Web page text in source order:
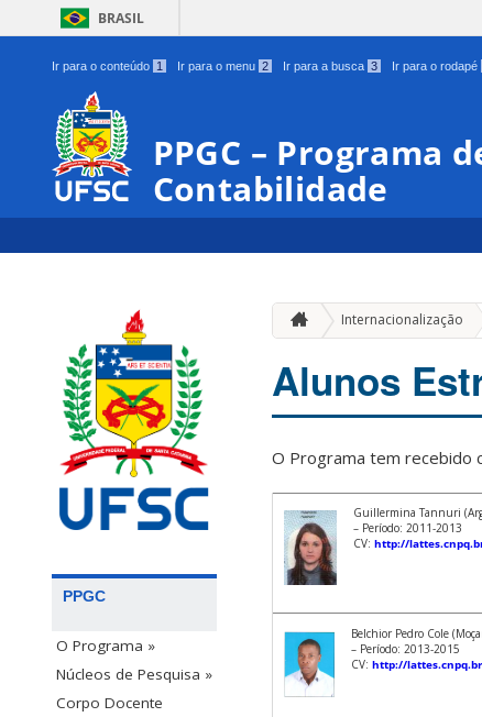
BRASIL
Ir para o conteúdo 1 Ir para o menu 2 Ir para a busca 3 Ir para o rodapé
PPGC – Programa
Contabilidade
PPGC
O Programa »
Núcleos de Pesquisa »
Corpo Docente
Internacionalização
Alunos
O Programa tem recebido
Guillermina Tannuri
– Período: 2011-2013
CV: http://
Belchior Pedro Cole
– Período: 2013-2015
CV: http://